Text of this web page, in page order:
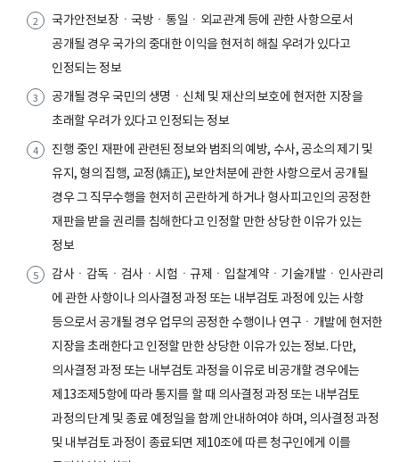
국가안전보장ㆍ국방ㆍ통일ㆍ외교관계 등에 관한 사항으로서
공개될 경우 국가의 중대한 이익을 현저히 해칠 우려가 있다고
인정되는 정보
공개될 경우 국민의 생명ㆍ신체 및 재산의 보호에 현저한 지장을
초래할 우려가 있다고 인정되는 정보
진행 중인 재판에 관련된 정보와 범죄의 예방, 수사, 공소의 제기 및
유지, 형의 집행, 교정(矯正), 보안처분에 관한 사항으로서 공개될
경우 그 직무수행을 현저히 곤란하게 하거나 형사피고인의 공정한
재판을 받을 권리를 침해한다고 인정할 만한 상당한 이유가 있는
정보
감사ㆍ감독ㆍ검사ㆍ시험ㆍ규제ㆍ입찰계약ㆍ기술개발ㆍ인사관리
에 관한 사항이나 의사결정 과정 또는 내부검토 과정에 있는 사항
등으로서 공개될 경우 업무의 공정한 수행이나 연구ㆍ개발에 현저한
지장을 초래한다고 인정할 만한 상당한 이유가 있는 정보. 다만,
의사결정 과정 또는 내부검토 과정을 이유로 비공개할 경우에는
제13조제5항에 따라 통지를 할 때 의사결정 과정 또는 내부검토
과정의 단계 및 종료 예정일을 함께 안내하여야 하며, 의사결정 과정
및 내부검토 과정이 종료되면 제10조에 따른 청구인에게 이를